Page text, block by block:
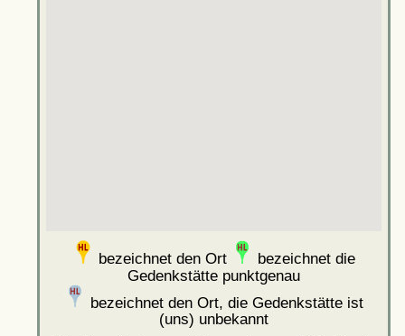
bezeichnet den Ort
bezeichnet die
Gedenkstätte punktgenau
bezeichnet den Ort, die Gedenkstätte ist
(uns) unbekannt